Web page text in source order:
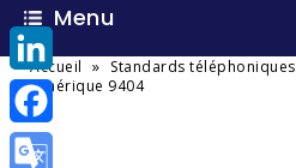
Menu
Accueil » Standards téléphoniques
numérique 9404
LinkedIn
Facebook